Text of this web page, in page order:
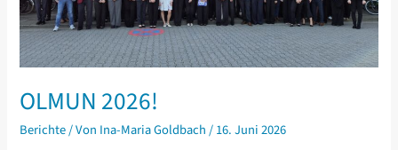
OLMUN 2026!
Berichte/ Von Ina-Maria Goldbach/16. Juni 2026